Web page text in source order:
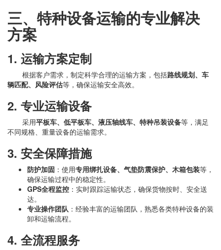
三、特种设备运输的专业解决
方案
1. 运输方案定制
根据客户需求，制定科学合理的运输方案，包括路线规划、车
辆匹配、风险评估等，确保运输安全高效。
2. 专业运输设备
采用平板车、低平板车、液压轴线车、特种吊装设备等，满足
不同规格、重量设备的运输需求。
3. 安全保障措施
防护加固 ：使用专用绑扎设备、气垫防震保护、木箱包装等，
确保运输过程中的稳定性。
GPS全程监控 ：实时跟踪运输状态，确保货物按时、安全送
达。
专业操作团队 ：经验丰富的运输团队，熟悉各类特种设备的装
卸和运输流程。
4. 全流程服务